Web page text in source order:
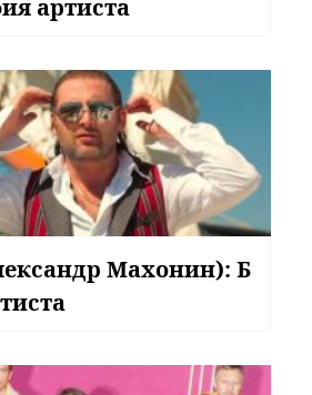
артиста
Махонин): Б